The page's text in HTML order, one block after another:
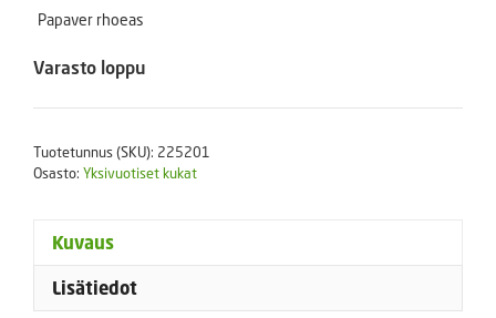
Papaver rhoeas
Varasto loppu
Tuotetunnus (SKU): 225201
Osasto: Yksivuotiset kukat
Kuvaus
Lisätiedot